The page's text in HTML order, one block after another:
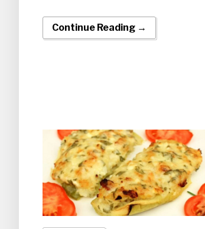
Continue Reading →